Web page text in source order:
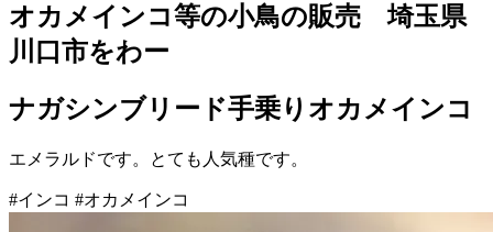
オカメインコ等の小鳥の販売 埼玉県
川口市をわー
ナガシンブリード手乗りオカメインコ
エメラルドです。とても人気種です。
#インコ #オカメインコ